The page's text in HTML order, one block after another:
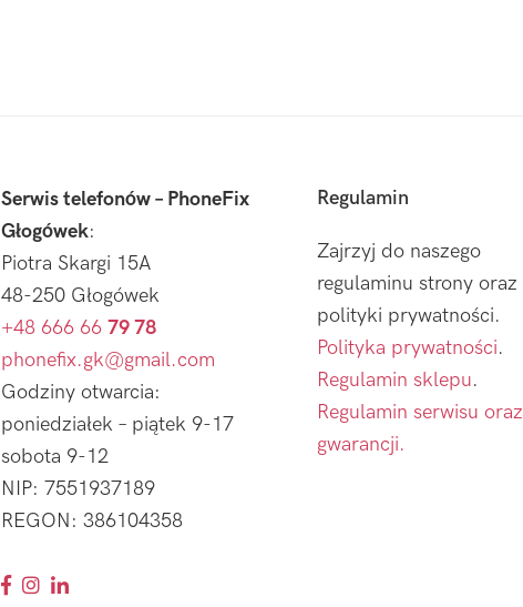
Serwis telefonów – PhoneFix
Głogówek:
Piotra Skargi 15A
48-250 Głogówek
+48 666 66 79 78
phonefix.gk@gmail.com
Godziny otwarcia:
poniedziałek – piątek 9-17
sobota 9-12
NIP: 7551937189
REGON: 386104358
Regulamin
Zajrzyj do naszego
regulaminu strony oraz
polityki prywatności.
Polityka prywatności.
Regulamin sklepu.
Regulamin serwisu oraz
gwarancji.